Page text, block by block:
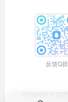
反馈Q群
Copyright © 2026